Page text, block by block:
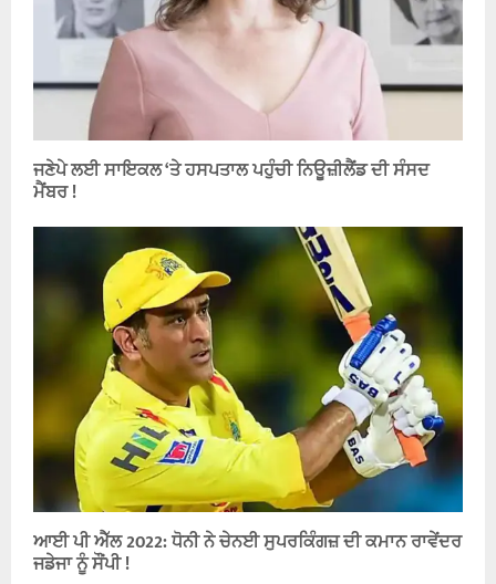
ਜਣੇਪੇ ਲਈ ਸਾਇਕਲ ‘ਤੇ ਹਸਪਤਾਲ ਪਹੁੰਚੀ ਨਿਊਜ਼ੀਲੈਂਡ ਦੀ ਸੰਸਦ
ਮੈਂਬਰ !
ਆਈ ਪੀ ਐੱਲ 2022: ਧੋਨੀ ਨੇ ਚੇਨਈ ਸੁਪਰਕਿੰਗਜ਼ ਦੀ ਕਮਾਨ ਰਾਵੇਂਦਰ
ਜਡੇਜਾ ਨੂੰ ਸੌਂਪੀ !